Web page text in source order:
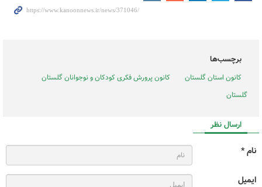
برچسب‌ها
کانون استان گلستان
کانون پرورش فکری کودکان و نوجوانان گلستان
گلستان
ارسال نظر
نام *
ایمیل